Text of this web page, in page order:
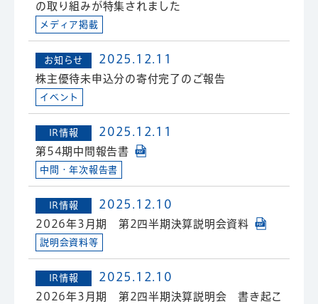
の取り組みが特集されました
メディア掲載
お知らせ 2025.12.11
株主優待未申込分の寄付完了のご報告
イベント
IR情報 2025.12.11
第54期中間報告書
中間・年次報告書
IR情報 2025.12.10
2026年3月期 第2四半期決算説明会資料
説明会資料等
IR情報 2025.12.10
2026年3月期 第2四半期決算説明会 書き起こ